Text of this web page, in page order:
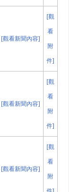
[觀看新聞內容]
[觀
看
附
件]
[觀看新聞內容]
[觀
看
附
件]
[觀看新聞內容]
[觀
看
附